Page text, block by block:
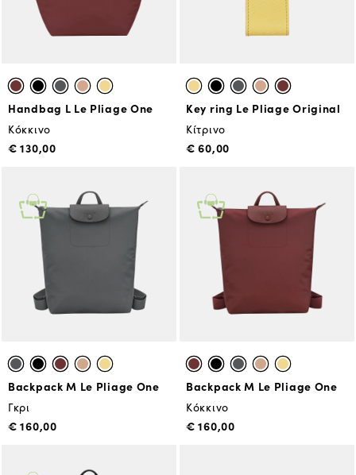
Handbag L Le Pliage One
Κόκκινο
€ 130,00
Key ring Le Pliage Original
Κίτρινο
€ 60,00
Backpack M Le Pliage One
Γκρι
€ 160,00
Backpack M Le Pliage One
Κόκκινο
€ 160,00